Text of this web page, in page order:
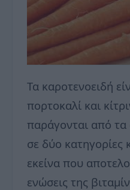
Τα καροτενοειδή
πορτοκαλί και
παράγονται από τα
σε δύο κατηγορίες
εκείνα που
ενώσεις της